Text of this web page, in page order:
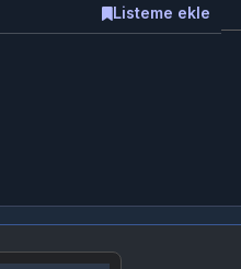
Listeme ekle